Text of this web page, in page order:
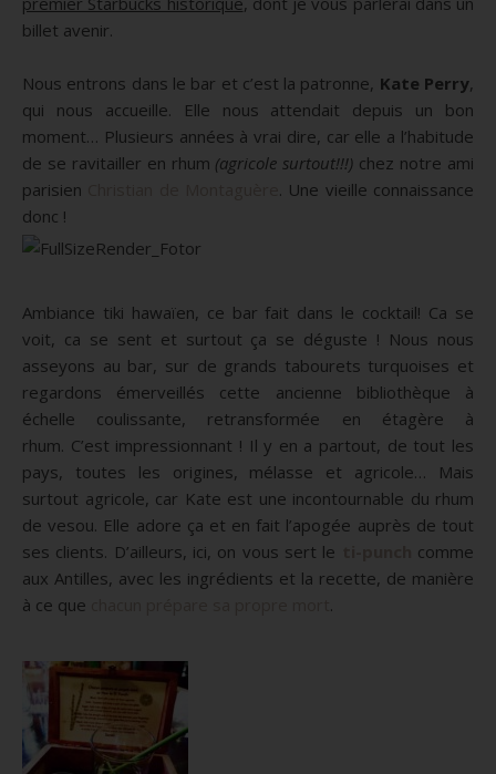
billet avenir.
Nous entrons dans le bar et c’est la patronne, Kate Perry,
qui nous accueille. Elle nous attendait depuis un bon
moment… Plusieurs années à vrai dire, car elle a l’habitude
de se ravitailler en rhum (agricole surtout!!!) chez notre ami
parisien
. Une vieille connaissance
donc !
Ambiance tiki hawaïen, ce bar fait dans le cocktail! Ca se
voit, ca se sent et surtout ça se déguste ! Nous nous
asseyons au bar, sur de grands tabourets turquoises et
regardons émerveillés cette ancienne bibliothèque à
échelle coulissante, retransformée en étagère à
rhum. C’est impressionnant ! Il y en a partout, de tout les
pays, toutes les origines, mélasse et agricole… Mais
surtout agricole, car Kate est une incontournable du rhum
devesou. Elle adore ça et en fait l’apogée auprès de tout
ses clients. D’ailleurs, ici, on vous sert le
comme
aux Antilles, avec les ingrédients et la recette, de manière
à ce que
.